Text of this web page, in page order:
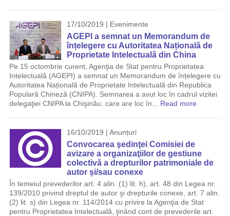
17/10/2019 | Evenimente
AGEPI a semnat un Memorandum de
înțelegere cu Autoritatea Națională de
Proprietate Intelectuală din China
Pe 15 octombrie curent, Agenţia de Stat pentru Proprietatea
Intelectuală (AGEPI) a semnat un Memorandum de înțelegere cu
Autoritatea Națională de Proprietate Intelectuală din Republica
Populară Chineză (CNIPA). Semnarea a avut loc în cadrul vizitei
delegaţiei CNIPA la Chişinău, care are loc în... Read more
16/10/2019 | Anunțuri
Convocarea şedinţei Comisiei de
avizare a organizaţiilor de gestiune
colectivă a drepturilor patrimoniale de
autor şi/sau conexe
În temeiul prevederilor art. 4 alin. (1) lit. h), art. 48 din Legea nr.
139/2010 privind dreptul de autor şi drepturile conexe, art. 7 alin.
(2) lit. s) din Legea nr. 114/2014 cu privire la Agenţia de Stat
pentru Proprietatea Intelectuală, ţinând cont de prevederile art.